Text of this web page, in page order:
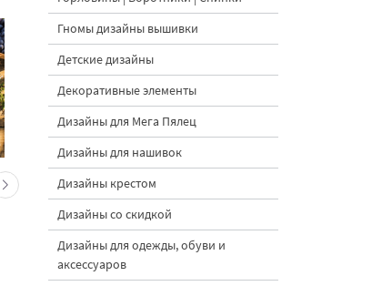
Веточки малины с
цветами набор
дизайнов машинной
вышивки - 4 размера
машинной вышивки
Гномы дизайны вышивки
Детские дизайны
Декоративные элементы
Дизайны для Мега Пялец
Дизайны для нашивок
Дизайны крестом
Дизайны со скидкой
Дизайны для одежды, обуви и
аксессуаров